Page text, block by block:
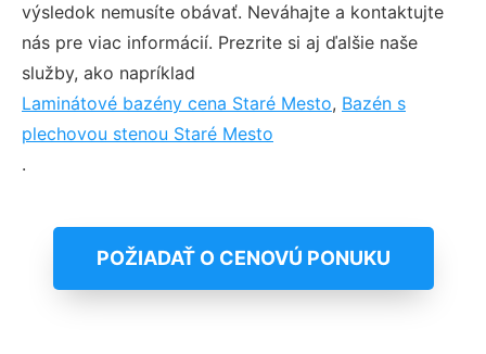
výsledok nemusíte obávať. Neváhajte a kontaktujte
nás pre viac informácií. Prezrite si aj ďalšie naše
služby, ako napríklad
Laminátové bazény cena Staré Mesto, Bazén s
plechovou stenou Staré Mesto
.
POŽIADAŤ O CENOVÚ PONUKU